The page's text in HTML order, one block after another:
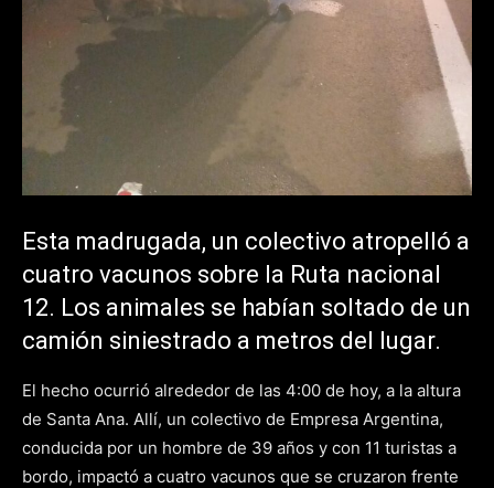
Esta madrugada, un colectivo atropelló a
cuatro vacunos sobre la Ruta nacional
12. Los animales se habían soltado de un
camión siniestrado a metros del lugar.
El hecho ocurrió alrededor de las 4:00 de hoy, a la altura
de Santa Ana. Allí, un colectivo de Empresa Argentina,
conducida por un hombre de 39 años y con 11 turistas a
bordo, impactó a cuatro vacunos que se cruzaron frente